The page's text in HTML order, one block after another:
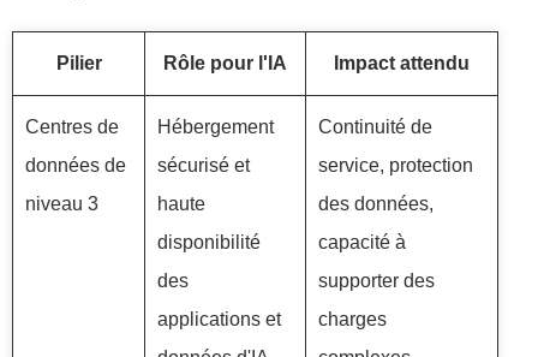
Pilier Rôle pour l'IA Impact attendu
Centres de
données de
niveau 3
Hébergement
sécurisé et
haute
disponibilité
des
applications et
Continuité de
service, protection
des données,
capacité à
supporter des
charges